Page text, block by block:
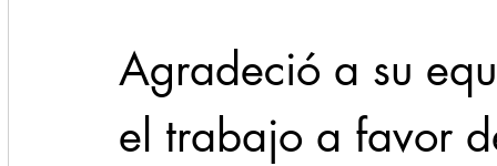
Agradeció a su
el trabajo a favor